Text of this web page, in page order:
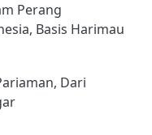
Perang
Basis Harimau
Dari